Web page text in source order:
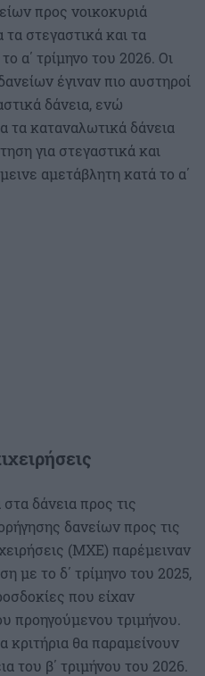
προς νοικοκυριά
στεγαστικά και τα
α΄ τρίμηνο του 2026. Οι
έγιναν πιο αυστηροί
δάνεια, ενώ
τα καταναλωτικά δάνεια
για στεγαστικά και
αμετάβλητη κατά το α΄
δάνεια προς τις
δανείων προς τις
(ΜΧΕ) παρέμειναν
με το δ΄ τρίμηνο του 2025,
που είχαν
προηγούμενου τριμήνου.
κριτήρια θα παραμείνουν
του β΄ τριμήνου του 2026.